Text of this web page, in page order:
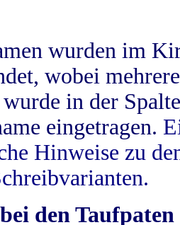
wurden im
wobei
in der
eingetragen.
Hinweise zu
den Taufpaten